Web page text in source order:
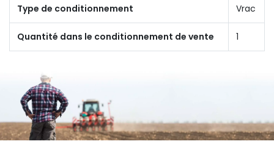
Type de conditionnement Vrac
Quantité dans le conditionnement de vente 1